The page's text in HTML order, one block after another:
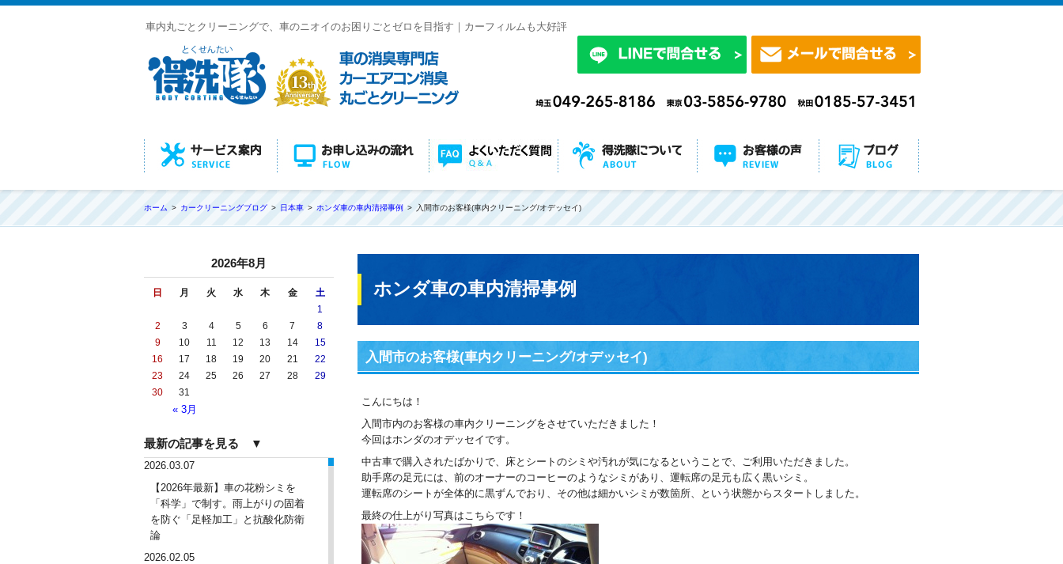
車内丸ごとクリーニングで、車のニオイのお困りごとゼロを目指す｜カーフィルムも大好評
ホーム カークリーニングブログ 日本車 ホンダ車の車内清掃事例 入間市のお客様(車内クリーニング/オデッセイ)
ホンダ車の車内清掃事例
入間市のお客様(車内クリーニング/オデッセイ)
こんにちは！
入間市内のお客様の車内クリーニングをさせていただきました！
今回はホンダのオデッセイです。
中古車で購入されたばかりで、床とシートのシミや汚れが気になるということで、ご利用いただきました。
助手席の足元には、前のオーナーのコーヒーのようなシミがあり、運転席の足元も広く黒いシミ。
運転席のシートが全体的に黒ずんでおり、その他は細かいシミが数箇所、という状態からスタートしました。
最終の仕上がり写真はこちらです！
2026年8月
日 月 火 水 木 金 土
« 3月
1
2
3 4 5 6 7
8
9
10 11 12 13 14
15
16
17 18 19 20 21
22
23
24 25 26 27 28
29
30
31
最新の記事を見る ▼
2026.03.07
【2026年最新】車の花粉シミを
「科学」で制す。雨上がりの固着
を防ぐ「足軽加工」と抗酸化防衛
論
2026.02.05